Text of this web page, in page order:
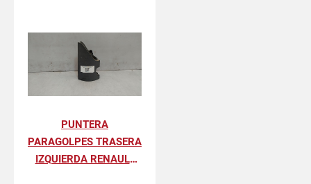
PUNTERA
PARAGOLPES TRASERA
IZQUIERDA RENAULT